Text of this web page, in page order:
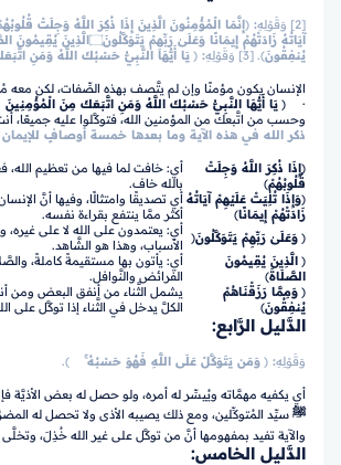
[2] وَقَوْلِهِ : ﴿إِنَّمَا الْمُؤْمِنُونَ الَّذِينَ إِذَا ذُكِرَ اللَّهُ وَجِلَتْ
آيَاتُهُ زَادَتْهُمْ إِيمَانًا وَعَلَىٰ رَبِّهِمْ يَتَوَكَّلُونَ۝الَّذِينَ يُقِيمُونَ
يُنفِقُونَ﴾. [3] وَقَوْلِهِ : ﴿ يَا أَيُّهَا النَّبِيُّ حَسْبُكَ اللَّهُ وَمَنِ
الإنسان يكون مؤمنًا وإن لم يتَّصف بهذه الصِّفات، لكن معه
· ﴿ يَا أَيُّهَا النَّبِيُّ حَسْبُكَ اللَّهُ وَمَنِ اتَّبَعَكَ مِنَ الْمُؤْمِنِينَ
وحسب من اتَّبعك من المؤمنين الله، فتوكَّلوا عليه جميعًا،
ذكر الله في هذه الآية وما بعدها خمسة أوصافٍ للإيمان
﴿إِذَا ذُكِرَ اللَّهُ وَجِلَتْ
قُلُوبُهُمْ﴾
أي: خافت لما فيها من تعظيم الله،
بالله خاف.
﴿وَإِذَا تُلِيَتْ عَلَيْهِمْ آيَاتُهُ
زَادَتْهُمْ إِيمَانًا﴾
أي تصديقًا وامتثالًا، وفيها أنَّ
أكثر ممَّا ينتفع بقراءة نفسه.
﴿ وَعَلَىٰ رَبِّهِمْ يَتَوَكَّلُونَ( أي: يعتمدون على الله لا على
الأسباب، وهذا هو الشَّاهد.
﴿ الَّذِينَ يُقِيمُونَ
الصَّلَاةَ﴾
أي: يأتون بها مستقيمةً كاملةً،
الفرائض والنَّوافل.
﴿ وَمِمَّا رَزَقْنَاهُمْ
يُنفِقُونَ﴾
يشمل الثَّناء من أنفق البعض ومن
الكلَّ يدخل في الثَّناء إذا توكَّل على
الدَّليل الرَّابع:
وَقَوْلِهِ: ﴿ وَمَن يَتَوَكَّلْ عَلَى اللَّهِ فَهُوَ حَسْبُهُ ۚ ﴾.
أي يكفيه مهمَّاته ويُيسِّر له أمره، ولو حصل له بعض الأذيَّة
ﷺ سيِّد المُتوكِّلين، ومع ذلك يصيبه الأذى ولا تحصل له
والآية تفيد بمفهومها أنَّ من توكَّل على غير الله خُذِلَ، وتخلَّى
الدَّليل الخامس: